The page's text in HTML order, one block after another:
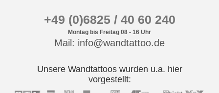
+49 (0)6825 / 40 60 240
Montag bis Freitag 08 - 16 Uhr
Mail: info@wandtattoo.de
Unsere Wandtattoos wurden u.a. hier
vorgestellt: